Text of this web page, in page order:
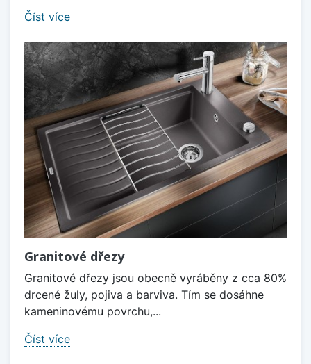
Číst více
Granitové dřezy
Granitové dřezy jsou obecně vyráběny z cca 80%
drcené žuly, pojiva a barviva. Tím se dosáhne
kameninovému povrchu,...
Číst více